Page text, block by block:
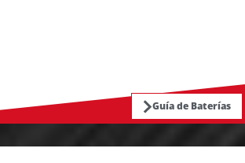
Guía de Baterías